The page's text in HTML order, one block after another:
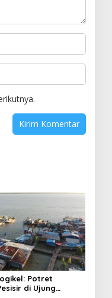
Potret
di Ujung